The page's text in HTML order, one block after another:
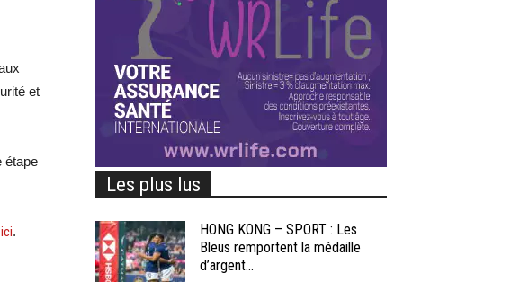
et
étape
ici.
Les plus lus
HONG KONG – SPORT : Les
Bleus remportent la médaille
d’argent...